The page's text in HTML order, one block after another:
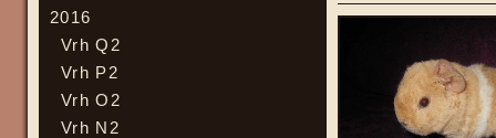
2016
Vrh Q2
Vrh P2
Vrh O2
Vrh N2